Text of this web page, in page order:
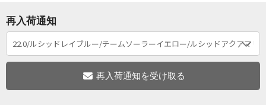
再入荷通知